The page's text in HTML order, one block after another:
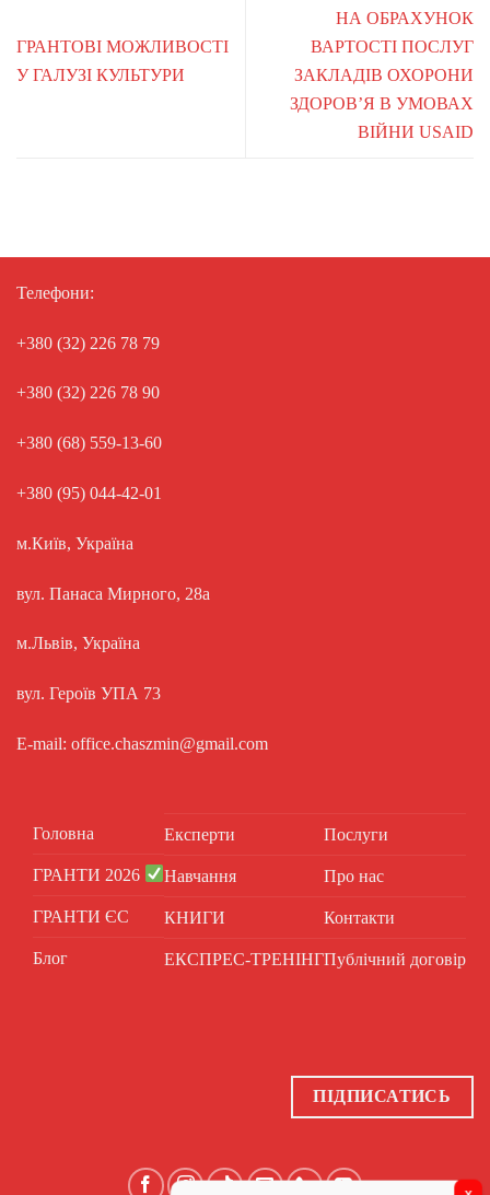
ГРАНТОВІ МОЖЛИВОСТІ
У ГАЛУЗІ КУЛЬТУРИ
НА ОБРАХУНОК
ВАРТОСТІ ПОСЛУГ
ЗАКЛАДІВ ОХОРОНИ
ЗДОРОВ’Я В УМОВАХ
ВІЙНИ USAID
Телефони:
+380 (32) 226 78 79
+380 (32) 226 78 90
+380 (68) 559-13-60
+380 (95) 044-42-01
м.Київ, Україна
вул. Панаса Мирного, 28а
м.Львів, Україна
вул. Героїв УПА 73
E-mail: office.chaszmin@gmail.com
Головна
ГРАНТИ 2026
ГРАНТИ ЄС
Блог
Експерти
Навчання
КНИГИ
ЕКСПРЕС-ТРЕНІНГ
Послуги
Про нас
Контакти
Публічний договір
ПІДПИСАТИСЬ